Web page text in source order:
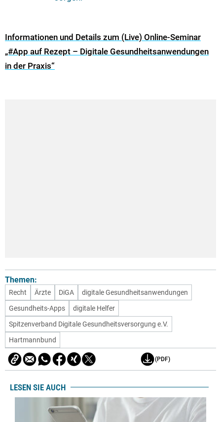
Informationen und Details zum (Live) Online-Seminar
„#App auf Rezept – Digitale Gesundheitsanwendungen
in der Praxis“
Themen:
Recht Ärzte DiGA
digitale Gesundheitsanwendungen
Gesundheits-Apps
digitale Helfer
Spitzenverband Digitale Gesundheitsversorgung e.V.
Hartmannbund
(PDF)
LESEN SIE AUCH